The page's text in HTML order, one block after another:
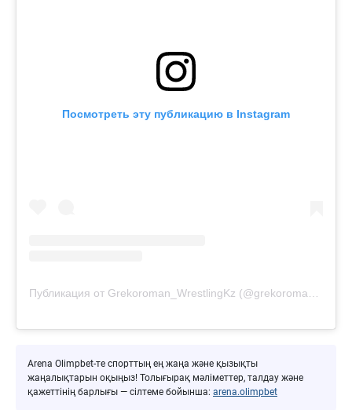
Посмотреть эту публикацию в Instagram
Arena Olimpbet-те спорттың ең жаңа және қызықты
жаңалықтарын оқыңыз! Толығырақ мәліметтер, талдау және
қажеттінің барлығы — сілтеме бойынша: arena.olimpbet